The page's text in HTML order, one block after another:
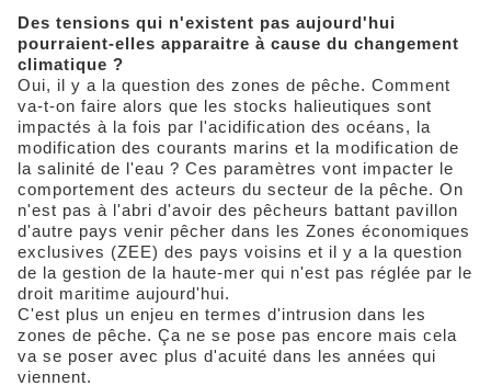
Des tensions qui n'existent pas aujourd'hui
pourraient-elles apparaitre à cause du changement
climatique ?
Oui, il y a la question des zones de pêche. Comment
va-t-on faire alors que les stocks halieutiques sont
impactés à la fois par l'acidification des océans, la
modification des courants marins et la modification de
la salinité de l'eau ? Ces paramètres vont impacter le
comportement des acteurs du secteur de la pêche. On
n'est pas à l'abri d'avoir des pêcheurs battant pavillon
d'autre pays venir pêcher dans les Zones économiques
exclusives (ZEE) des pays voisins et il y a la question
de la gestion de la haute-mer qui n'est pas réglée par le
droit maritime aujourd'hui.
C'est plus un enjeu en termes d'intrusion dans les
zones de pêche. Ça ne se pose pas encore mais cela
va se poser avec plus d'acuité dans les années qui
viennent.